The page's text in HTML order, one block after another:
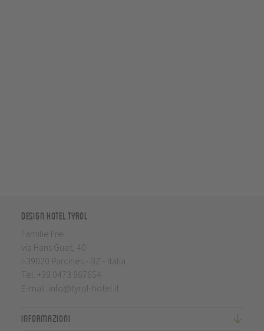
Design Hotel Tyrol
Familie Frei
via Hans Guet, 40
I-39020 Parcines - BZ - Italia
Tel. +39 0473 967654
E-mail: info@tyrol-hotel.it
Informazioni